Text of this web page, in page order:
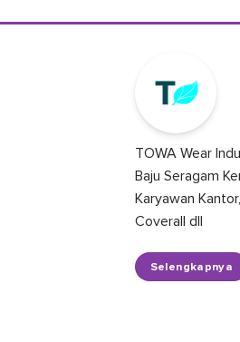
TOWA Wear
Baju Seragam
Karyawan
Coverall dll
Selengkapnya